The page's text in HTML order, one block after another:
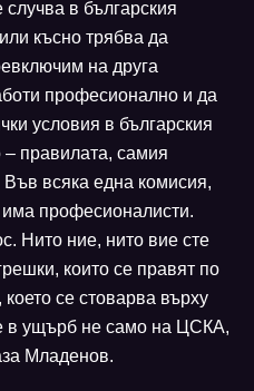
случва в българския
късно трябва да
на друга
професионално и да
условия в българския
правилата, самия
всяка една комисия,
професионалисти.
Нито ние, нито вие сте
които се правят по
се стоварва върху
в ущърб не само на ЦСКА,
Младенов.